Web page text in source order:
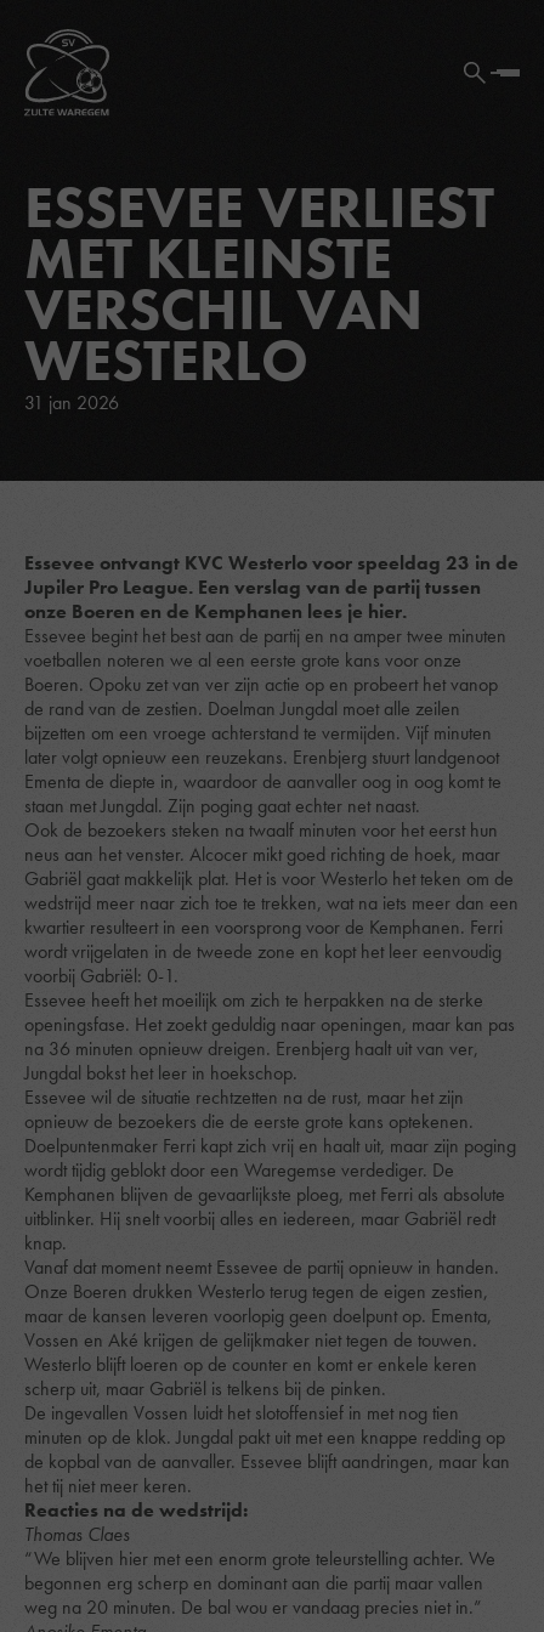
ESSEVEE VERLIEST
MET KLEINSTE
VERSCHIL VAN
WESTERLO
31 jan 2026
Essevee ontvangt KVC Westerlo voor speeldag 23 in de
Jupiler Pro League. Een verslag van de partij tussen
onze Boeren en de Kemphanen lees je hier.
Essevee begint het best aan de partij en na amper twee minuten
voetballen noteren we al een eerste grote kans voor onze
Boeren. Opoku zet van ver zijn actie op en probeert het vanop
de rand van de zestien. Doelman Jungdal moet alle zeilen
bijzetten om een vroege achterstand te vermijden. Vijf minuten
later volgt opnieuw een reuzekans. Erenbjerg stuurt landgenoot
Ementa de diepte in, waardoor de aanvaller oog in oog komt te
staan met Jungdal. Zijn poging gaat echter net naast.
Ook de bezoekers steken na twaalf minuten voor het eerst hun
neus aan het venster. Alcocer mikt goed richting de hoek, maar
Gabriël gaat makkelijk plat. Het is voor Westerlo het teken om de
wedstrijd meer naar zich toe te trekken, wat na iets meer dan een
kwartier resulteert in een voorsprong voor de Kemphanen. Ferri
wordt vrijgelaten in de tweede zone en kopt het leer eenvoudig
voorbij Gabriël: 0-1.
Essevee heeft het moeilijk om zich te herpakken na de sterke
openingsfase. Het zoekt geduldig naar openingen, maar kan pas
na 36 minuten opnieuw dreigen. Erenbjerg haalt uit van ver,
Jungdal bokst het leer in hoekschop.
Essevee wil de situatie rechtzetten na de rust, maar het zijn
opnieuw de bezoekers die de eerste grote kans optekenen.
Doelpuntenmaker Ferri kapt zich vrij en haalt uit, maar zijn poging
wordt tijdig geblokt door een Waregemse verdediger. De
Kemphanen blijven de gevaarlijkste ploeg, met Ferri als absolute
uitblinker. Hij snelt voorbij alles en iedereen, maar Gabriël redt
knap.
Vanaf dat moment neemt Essevee de partij opnieuw in handen.
Onze Boeren drukken Westerlo terug tegen de eigen zestien,
maar de kansen leveren voorlopig geen doelpunt op. Ementa,
Vossen en Aké krijgen de gelijkmaker niet tegen de touwen.
Westerlo blijft loeren op de counter en komt er enkele keren
scherp uit, maar Gabriël is telkens bij de pinken.
De ingevallen Vossen luidt het slotoffensief in met nog tien
minuten op de klok. Jungdal pakt uit met een knappe redding op
de kopbal van de aanvaller. Essevee blijft aandringen, maar kan
het tij niet meer keren.
Reacties na de wedstrijd:
Thomas Claes
“We blijven hier met een enorm grote teleurstelling achter. We
begonnen erg scherp en dominant aan die partij maar vallen
weg na 20 minuten. De bal wou er vandaag precies niet in.”